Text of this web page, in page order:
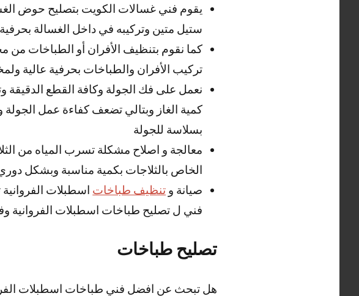
يقوم فني غسالات الكويت بتصليح حوض
ستيل متين وتركيبه في داخل الغسالة بحرفية
كما نقوم بتنظيف الأفران أو الطباخات
تركيب الأفران والطباخات بحرفية عالية
نعمل على فك الجولة وكافة القطع
كمية الغاز وبتالي تضعف كفاءة عمل الجولة
بسلاسة للجولة
معالجة و اصلاح مشكلة تسرب المياه من
الخاص بالثلاجات بكمية مناسبة وبشكل
صيانة و تنظيف طباخات اسطبلات
فني ل تصليح طباخات اسطبلات الفروانية
تصليح طباخات
هل تبحث عن افضل فني طباخات اسطبلات